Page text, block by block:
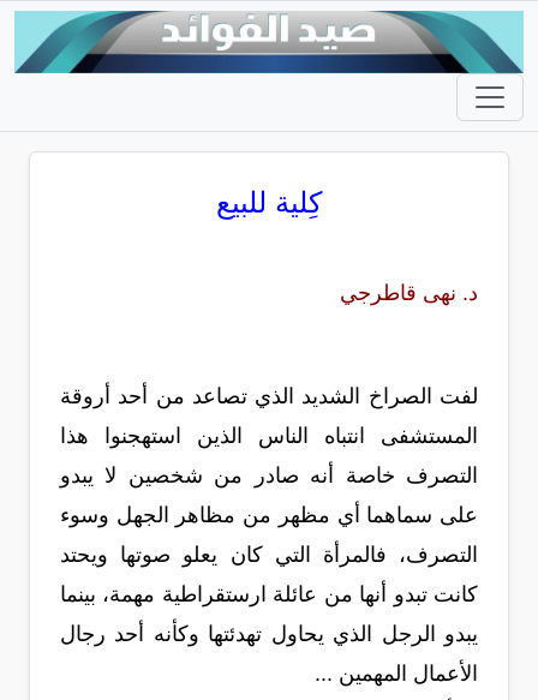
كِلية للبيع
د. نهى قاطرجي
لفت الصراخ الشديد الذي تصاعد من أحد أروقة
المستشفى انتباه الناس الذين استهجنوا هذا
التصرف خاصة أنه صادر من شخصين لا يبدو
على سماهما أي مظهر من مظاهر الجهل وسوء
التصرف، فالمرأة التي كان يعلو صوتها ويحتد
كانت تبدو أنها من عائلة ارستقراطية مهمة، بينما
يبدو الرجل الذي يحاول تهدئتها وكأنه أحد رجال
الأعمال المهمين ...